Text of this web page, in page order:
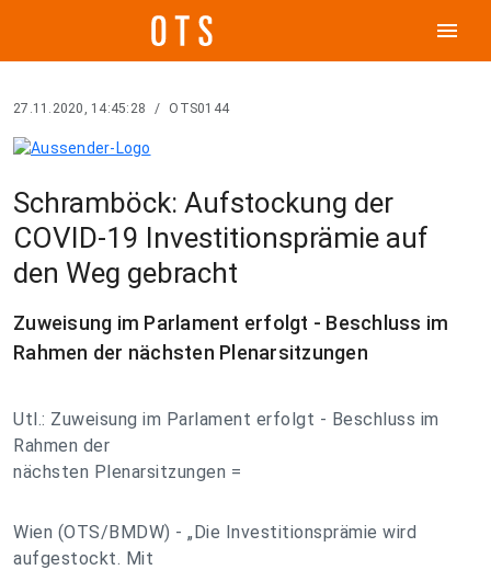
menu
27.11.2020, 14:45:28 / OTS0144
Schramböck: Aufstockung der
COVID-19 Investitionsprämie auf
den Weg gebracht
Zuweisung im Parlament erfolgt - Beschluss im
Rahmen der nächsten Plenarsitzungen
Utl.: Zuweisung im Parlament erfolgt - Beschluss im
Rahmen der
nächsten Plenarsitzungen =
Wien (OTS/BMDW) - „Die Investitionsprämie wird
aufgestockt. Mit